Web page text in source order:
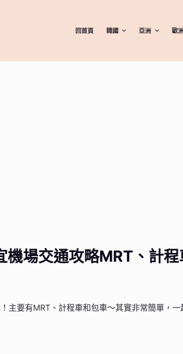
回首頁 韓國 亞洲 歐
機場交通攻略MRT、計程
主要有MRT、計程車和包車～其實非常簡單，一